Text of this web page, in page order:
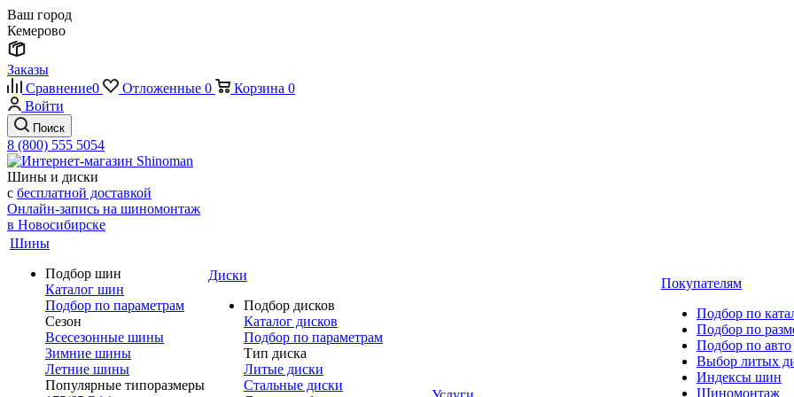
Ваш город
Кемерово
Заказы
Сравнение0 Отложенные 0 Корзина 0
Войти
Поиск
8 (800) 555 5054
Шины и диски
с бесплатной доставкой
Онлайн-запись на шиномонтаж
в Новосибирске
Шины
Подбор шин
Каталог шин
Подбор по параметрам
Сезон
Всесезонные шины
Зимние шины
Летние шины
Популярные типоразмеры
Диски
Подбор дисков
Каталог дисков
Подбор по параметрам
Тип диска
Литые диски
Стальные диски
Покупателям
Подбор по
Подбор по
Подбор по авто
Выбор литых
Индексы шин
Шиномонтаж